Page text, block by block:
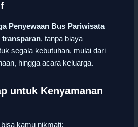
Penyewaan Bus Pariwisata
transparan, tanpa biaya
segala kebutuhan, mulai dari
hingga acara keluarga.
untuk Kenyamanan
kamu nikmati: